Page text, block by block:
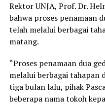
Rektor UNJA, Prof. Dr.
bahwa proses penamaan
telah melalui berbagai
matang.
“Proses penamaan dua
melalui berbagai tahapan
tiga bulan lalu, pihak
beberapa nama tokoh